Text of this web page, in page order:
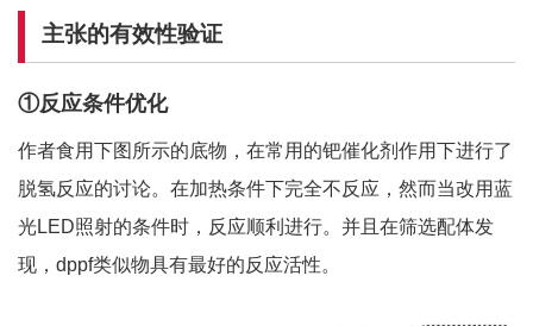
主张的有效性验证
①反应条件优化
作者食用下图所示的底物，在常用的钯催化剂作用下进行了
脱氢反应的讨论。在加热条件下完全不反应，然而当改用蓝
光LED照射的条件时，反应顺利进行。并且在筛选配体发
现，dppf类似物具有最好的反应活性。